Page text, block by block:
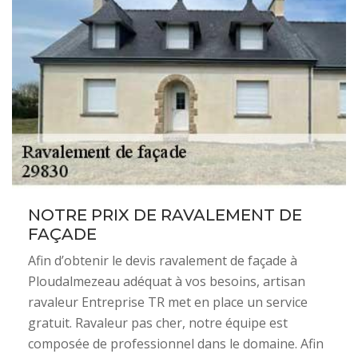
NOTRE PRIX DE RAVALEMENT DE
FAÇADE
Afin d’obtenir le devis ravalement de façade à
Ploudalmezeau adéquat à vos besoins, artisan
ravaleur Entreprise TR met en place un service
gratuit. Ravaleur pas cher, notre équipe est
composée de professionnel dans le domaine. Afin